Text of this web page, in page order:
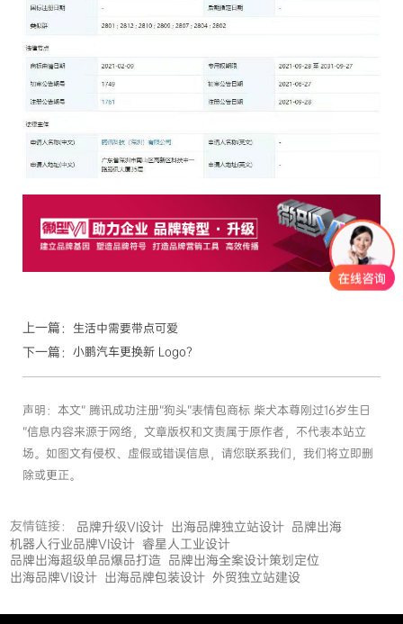
上一篇： 生活中需要带点可爱
下一篇： 小鹏汽车更换新 Logo？
声明：本文“ 腾讯成功注册“狗头”表情包商标 柴犬本尊刚过16岁生日
”信息内容来源于网络，文章版权和文责属于原作者，不代表本站立
场。如图文有侵权、虚假或错误信息，请您联系我们，我们将立即删
除或更正。
友情链接： 品牌升级VI设计 出海品牌独立站设计 品牌出海
机器人行业品牌VI设计 睿星人工业设计
品牌出海超级单品爆品打造 品牌出海全案设计策划定位
出海品牌VI设计 出海品牌包装设计 外贸独立站建设